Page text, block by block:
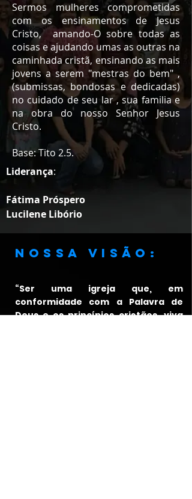
Sermos mulheres comprometidas
com os ensinamentos de Jesus
Cristo, amando-O sobre todas as
coisas e ajudando umas as outras na
caminhada cristã, ensinando as mais
jovens a serem "mestras do bem" ,
(submissas, bondosas e dedicadas)
no cuidado de seu lar , sua familia e
na obra do nosso Senhor Jesus
Cristo.
Base: Tito 2.5.
Liderança:
Fátima Próspero
Lucilene Libório
Nossa visão:
“Ser uma igreja que, em
conformidade com a Palavra de
Deus e os princípios cristãos, viva